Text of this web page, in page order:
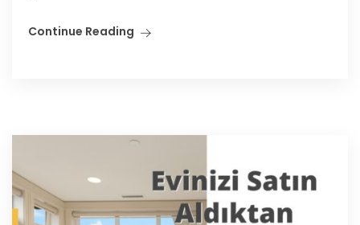
Continue Reading